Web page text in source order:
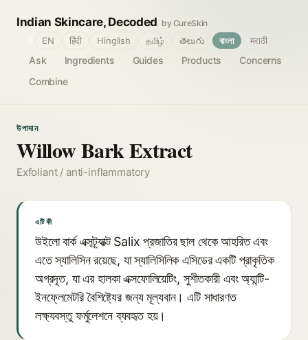
Indian Skincare, Decoded by CureSkin
Ask Ingredients Guides Products
Concerns
Combine
EN हिंदी Hinglish தமிழ் తెలుగు বাংলা मराठी
উপাদান
Willow Bark Extract
Exfoliant / anti-inflammatory
এটি কী
উইলো বার্ক এক্সট্র্যাক্ট Salix প্রজাতির ছাল থেকে আহরিত এবং
এতে স্যালিসিন রয়েছে, যা স্যালিসিলিক এসিডের একটি প্রাকৃতিক
অগ্রদূত, যা এর হালকা এক্সফোলিয়েটিং, সুশীতকারী এবং অ্যান্টি-
ইনফ্লেমেটরি বৈশিষ্ট্যের জন্য মূল্যবান। এটি সাধারণত
লক্ষ্যবস্তু ফর্মুলেশনে ব্যবহৃত হয়।